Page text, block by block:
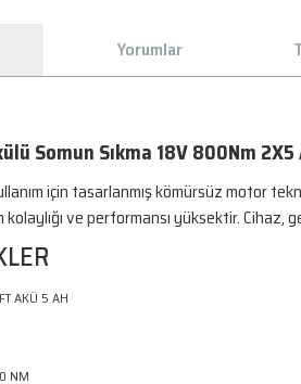
Yorumlar
Somun Sıkma 18V 800Nm
için tasarlanmış kömürsüz motor
kolaylığı ve performansı yüksektir.
AKÜ 5 AH
NM